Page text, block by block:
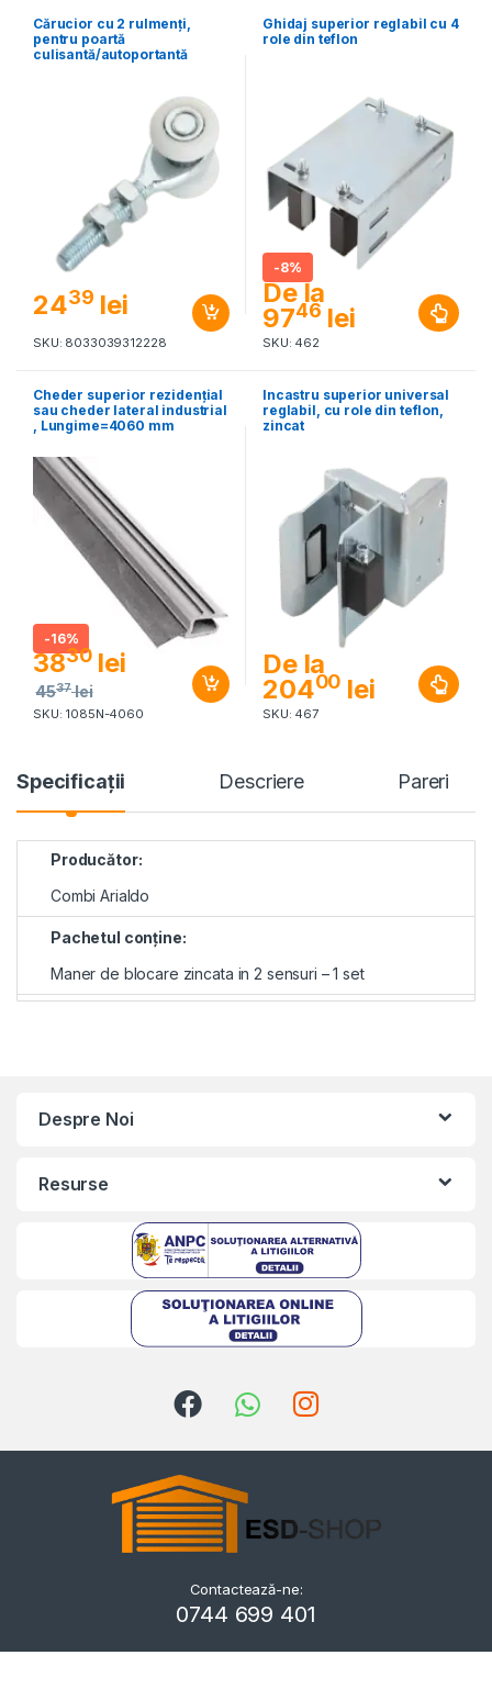
Cărucior cu 2 rulmenți,
pentru poartă
culisantă/autoportantă
2439 lei
SKU: 8033039312228
Ghidaj superior reglabil cu 4
role din teflon
-8%
De la
9746 lei
SKU: 462
Cheder superior rezidenţial
sau cheder lateral industrial
, Lungime=4060 mm
-16%
3830 lei
4537 lei
SKU: 1085N-4060
Incastru superior universal
reglabil, cu role din teflon,
zincat
De la
20400 lei
SKU: 467
Specificaţii Descriere Pareri
Producător:
Combi Arialdo
Pachetul conţine:
Maner de blocare zincata in 2 sensuri – 1 set
Despre Noi
Resurse
Kriszta
Typically replies within a day
Contactează-ne:
0744 699 401